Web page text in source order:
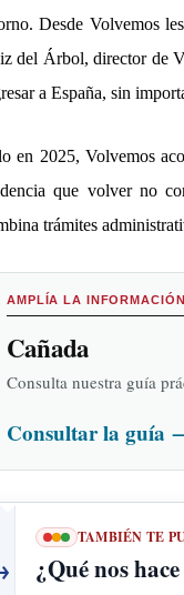
Desde Volvemos les
del Árbol, director de
a España, sin
en 2025, Volvemos
que volver no
trámites
AMPLÍA LA INFORMACIÓN
Cañada
Consulta nuestra guía
Consultar la guía
TAMBIÉN TE
¿Qué nos